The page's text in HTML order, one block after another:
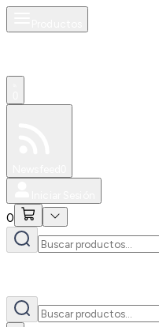
0